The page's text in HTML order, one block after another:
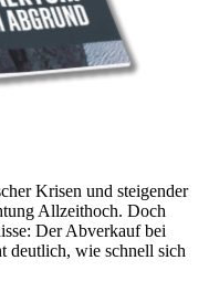
Krisen und steigender
Allzeithoch. Doch
Der Abverkauf bei
deutlich, wie schnell sich